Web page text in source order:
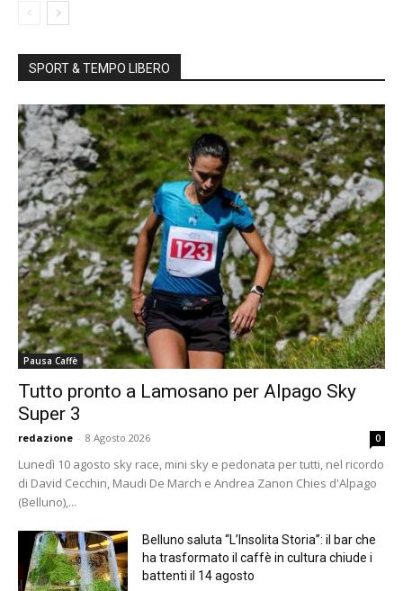
SPORT & TEMPO LIBERO
Pausa Caffè
Tutto pronto a Lamosano per Alpago Sky
Super 3
redazione - 8 Agosto 2026 0
Lunedì 10 agosto sky race, mini sky e pedonata per tutti, nel ricordo
di David Cecchin, Maudi De March e Andrea Zanon Chies d'Alpago
(Belluno),...
Belluno saluta “L’Insolita Storia”: il bar che
ha trasformato il caffè in cultura chiude i
battenti il 14 agosto